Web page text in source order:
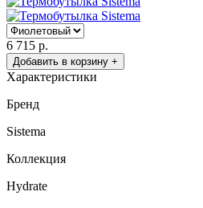
6 715 р.
Добавить в корзину +
Характеристики
Бренд
Sistema
Коллекция
Hydrate